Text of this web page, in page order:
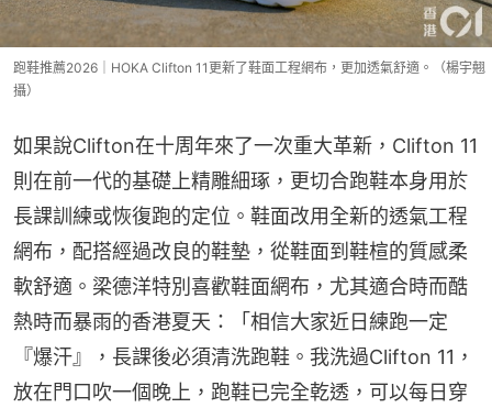
跑鞋推薦2026｜HOKA Clifton 11更新了鞋面工程網布，更加透氣舒適。（楊宇翹
攝）
如果說Clifton在十周年來了一次重大革新，Clifton 11
則在前一代的基礎上精雕細琢，更切合跑鞋本身用於
長課訓練或恢復跑的定位。鞋面改用全新的透氣工程
網布，配搭經過改良的鞋墊，從鞋面到鞋楦的質感柔
軟舒適。梁德洋特別喜歡鞋面網布，尤其適合時而酷
熱時而暴雨的香港夏天：「相信大家近日練跑一定
『爆汗』，長課後必須清洗跑鞋。我洗過Clifton 11，
放在門口吹一個晚上，跑鞋已完全乾透，可以每日穿